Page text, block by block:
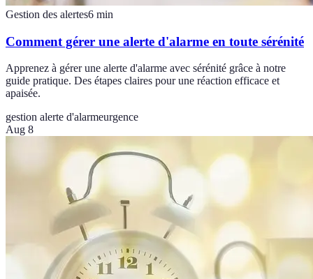
Gestion des alertes6 min
Comment gérer une alerte d'alarme en toute sérénité
Apprenez à gérer une alerte d'alarme avec sérénité grâce à notre
guide pratique. Des étapes claires pour une réaction efficace et
apaisée.
gestion alerte d'alarmeurgence
Aug 8